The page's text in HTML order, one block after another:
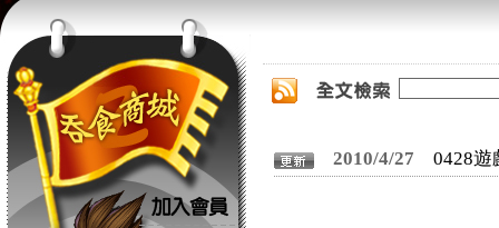
2010/4/27 0428遊